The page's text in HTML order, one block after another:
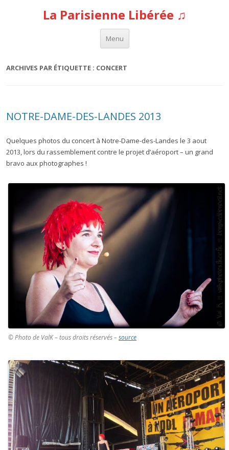
La Parisienne Libérée ♫
Menu
Aller au contenu
ARCHIVES PAR ÉTIQUETTE : CONCERT
NOTRE-DAME-DES-LANDES 2013
Quelques photos du concert à Notre-Dame-des-Landes le 3 aout
2013, lors du rassemblement contre le projet d’aéroport – un grand
bravo aux photographes !
© Photo de ValK – tous droits réservés –source